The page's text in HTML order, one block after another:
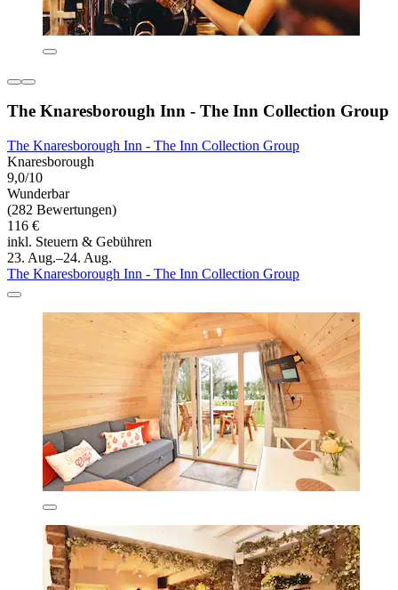
The Knaresborough Inn - The Inn Collection Group
The Knaresborough Inn - The Inn Collection Group
Knaresborough
9,0/10
Wunderbar
(282 Bewertungen)
116 €
inkl. Steuern & Gebühren
23. Aug.–24. Aug.
The Knaresborough Inn - The Inn Collection Group